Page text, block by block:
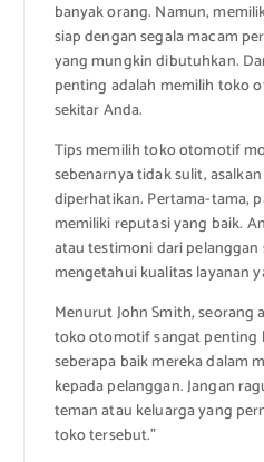
banyak orang. Namun,
siap dengan segala macam
yang mungkin dibutuhkan.
penting adalah memilih toko
sekitar Anda.
Tips memilih toko otomotif
sebenarnya tidak sulit,
diperhatikan. Pertama-tama,
memiliki reputasi yang baik.
atau testimoni dari
mengetahui kualitas layanan
Menurut John Smith,
toko otomotif sangat penting
seberapa baik mereka dalam
kepada pelanggan. Jangan
teman atau keluarga yang
toko tersebut.”